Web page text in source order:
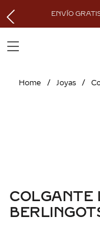
ENVÍO
Joyas
COLGANTE